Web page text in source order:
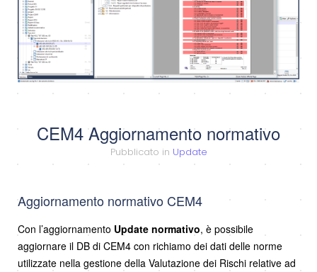
CEM4 Aggiornamento normativo
Pubblicato in Update
Aggiornamento normativo CEM4
Con l’aggiornamento Update normativo, è possibile
aggiornare il DB di CEM4 con richiamo dei dati delle norme
utilizzate nella gestione della Valutazione dei Rischi relative ad